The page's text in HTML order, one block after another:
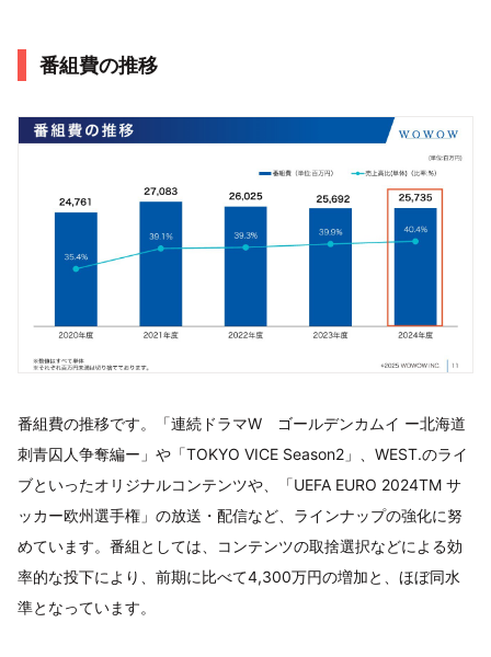
番組費の推移
番組費の推移です。「連続ドラマW ゴールデンカムイ ー北海道
刺青囚人争奪編ー」や「TOKYO VICE Season2」、WEST.のライ
ブといったオリジナルコンテンツや、「UEFA EURO 2024TM サ
ッカー欧州選手権」の放送・配信など、ラインナップの強化に努
めています。番組としては、コンテンツの取捨選択などによる効
率的な投下により、前期に比べて4,300万円の増加と、ほぼ同水
準となっています。